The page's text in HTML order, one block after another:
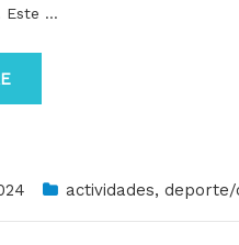
Este …
actividades, deporte/